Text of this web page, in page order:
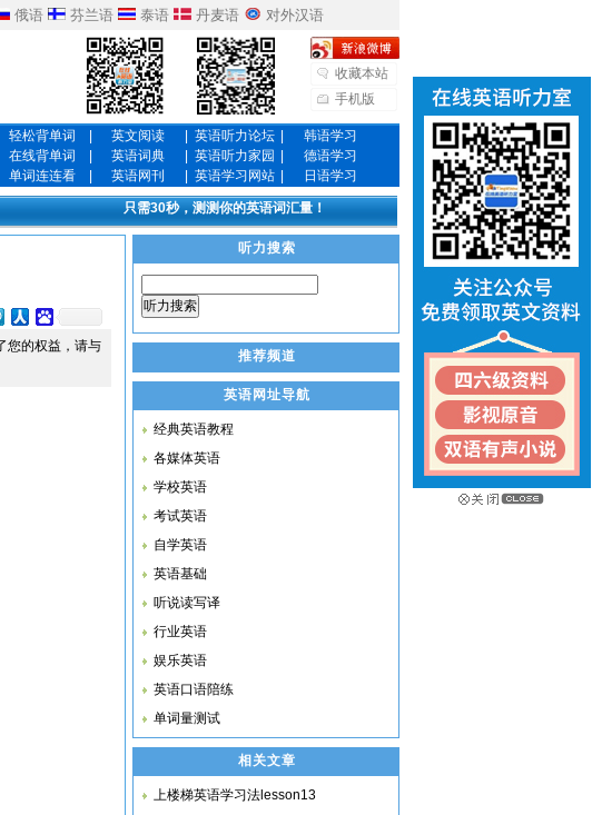
俄语 芬兰语 泰语 丹麦语 对外汉语
收藏本站
手机版
轻松背单词 英文阅读 英语听力论坛
韩语学习
在线背单词 英语词典 英语听力家园
德语学习
单词连连看 英语网刊 英语学习网站 日语学习
只需30秒，测测你的英语词汇量！
您的权益，请与
听力搜索
听力搜索
推荐频道
英语网址导航
经典英语教程
各媒体英语
学校英语
考试英语
自学英语
英语基础
听说读写译
行业英语
娱乐英语
英语口语陪练
单词量测试
相关文章
上楼梯英语学习法lesson13